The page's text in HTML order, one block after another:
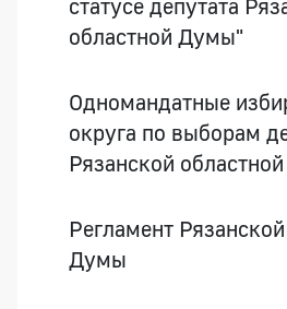
областной Думы"
Одномандатные
округа по выборам
Рязанской
Регламент
Думы